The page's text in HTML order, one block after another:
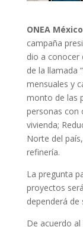
ONEA México
campaña
dio a conocer
de la llamada
mensuales y
monto de las
personas con
vivienda;
Norte del
refinería.
La pregunta
proyectos
dependerá
De acuerdo